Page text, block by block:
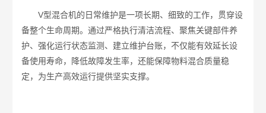
V型混合机的日常维护是一项长期、细致的工作，贯穿设
备整个生命周期。通过严格执行清洁流程、聚焦关键部件养
护、强化运行状态监测、建立维护台账，不仅能有效延长设
备使用寿命，降低故障发生率，还能保障物料混合质量稳
定，为生产高效运行提供坚实支撑。